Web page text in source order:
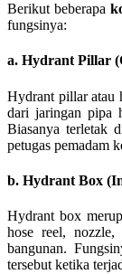
Berikut beberapa
fungsinya:
a. Hydrant Pillar
Hydrant pillar atau
dari jaringan pipa
Biasanya terletak
petugas pemadam
b. Hydrant Box
Hydrant box
hose reel,
bangunan.
tersebut ketika